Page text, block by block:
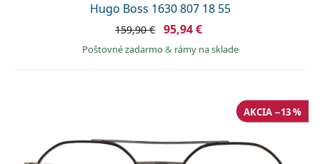
Hugo Boss 1630 807 18 55
159,90 € 95,94 €
Poštovné zadarmo& rámy na sklade
AKCIA −13 %